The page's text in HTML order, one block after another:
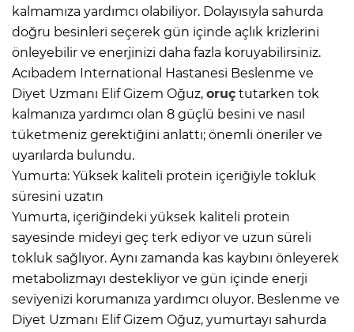
kalmamıza yardımcı olabiliyor. Dolayısıyla sahurda
doğru besinleri seçerek gün içinde açlık krizlerini
önleyebilir ve enerjinizi daha fazla koruyabilirsiniz.
Acıbadem International Hastanesi Beslenme ve
Diyet Uzmanı Elif Gizem Oğuz, oruç tutarken tok
kalmanıza yardımcı olan 8 güçlü besini ve nasıl
tüketmeniz gerektiğini anlattı; önemli öneriler ve
uyarılarda bulundu.
Yumurta: Yüksek kaliteli protein içeriğiyle tokluk
süresini uzatın
Yumurta, içeriğindeki yüksek kaliteli protein
sayesinde mideyi geç terk ediyor ve uzun süreli
tokluk sağlıyor. Aynı zamanda kas kaybını önleyerek
metabolizmayı destekliyor ve gün içinde enerji
seviyenizi korumanıza yardımcı oluyor. Beslenme ve
Diyet Uzmanı Elif Gizem Oğuz, yumurtayı sahurda